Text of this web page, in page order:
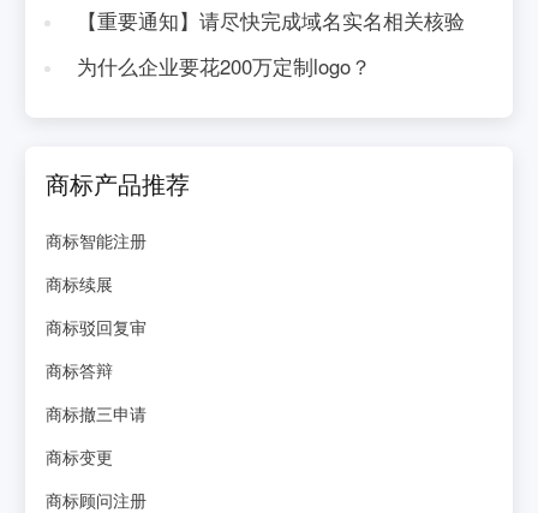
【重要通知】请尽快完成域名实名相关核验
为什么企业要花200万定制logo？
商标产品推荐
商标智能注册
商标续展
商标驳回复审
商标答辩
商标撤三申请
商标变更
商标顾问注册